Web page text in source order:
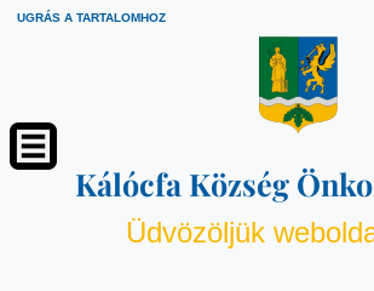
UGRÁS A TARTALOMHOZ
Kálócfa Község
Üdvözöljük